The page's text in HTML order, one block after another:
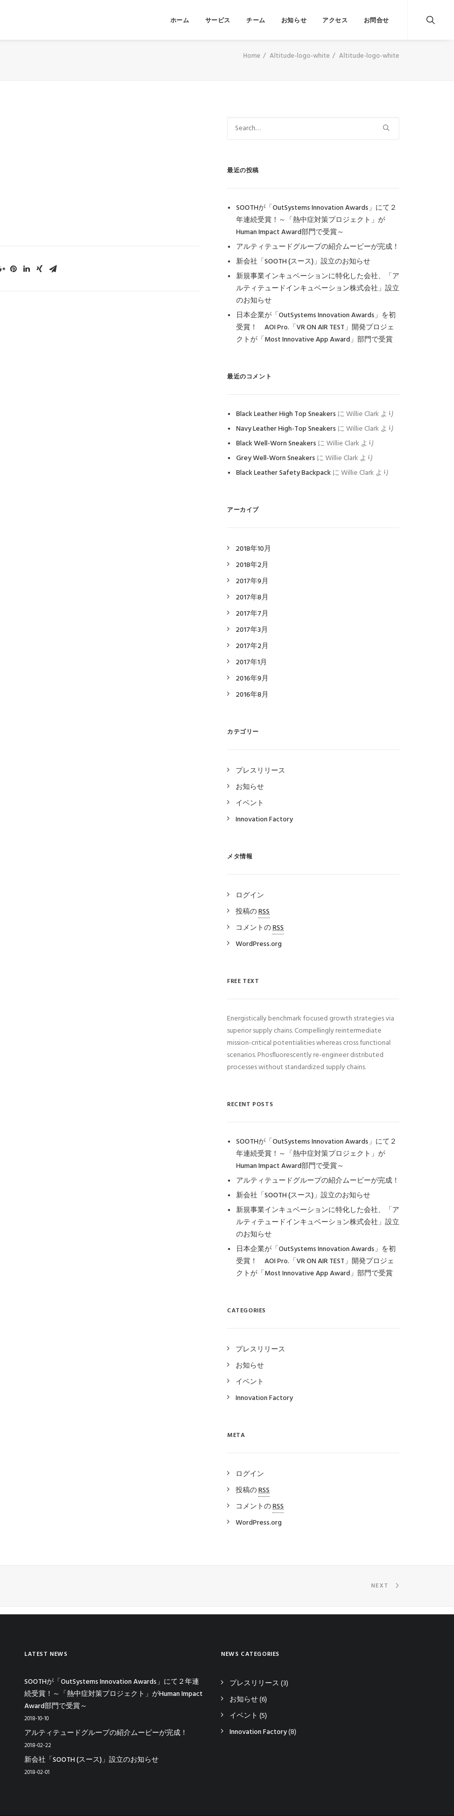
ホーム サービス チーム お知らせ アクセス お問合せ
Home Altitude-logo-white Altitude-logo-white
最近の投稿
SOOTHが「OutSystems Innovation Awards」にて２
年連続受賞！～「熱中症対策プロジェクト」が
Human Impact Award部門で受賞～
アルティテュードグループの紹介ムービーが完成！
新会社「SOOTH (スース)」設立のお知らせ
新規事業インキュベーションに特化した会社、「ア
ルティテュードインキュベーション株式会社」設立
のお知らせ
日本企業が「OutSystems Innovation Awards」を初
受賞！ AOI Pro.「VR ON AIR TEST」開発プロジェ
クトが「Most Innovative App Award」部門で受賞
最近のコメント
Black Leather High Top Sneakers にWillie Clark より
Navy Leather High-Top Sneakers にWillie Clark より
Black Well-Worn Sneakers にWillie Clark より
Grey Well-Worn Sneakers にWillie Clark より
Black Leather Safety BackpackにWillie Clark より
アーカイブ
2018年10月
2018年2月
2017年9月
2017年8月
2017年7月
2017年3月
2017年2月
2017年1月
2016年9月
2016年8月
カテゴリー
プレスリリース
お知らせ
イベント
Innovation Factory
メタ情報
ログイン
投稿のRSS
コメントのRSS
WordPress.org
FREE TEXT
Energistically benchmark focused growth strategies via
superior supply chains. Compellingly reintermediate
mission-critical potentialities whereas cross functional
scenarios. Phosfluorescently re-engineer distributed
processes without standardized supply chains.
RECENT POSTS
SOOTHが「OutSystems Innovation Awards」にて２
年連続受賞！～「熱中症対策プロジェクト」が
Human Impact Award部門で受賞～
アルティテュードグループの紹介ムービーが完成！
新会社「SOOTH (スース)」設立のお知らせ
新規事業インキュベーションに特化した会社、「ア
ルティテュードインキュベーション株式会社」設立
のお知らせ
日本企業が「OutSystems Innovation Awards」を初
受賞！ AOI Pro.「VR ON AIR TEST」開発プロジェ
クトが「Most Innovative App Award」部門で受賞
CATEGORIES
プレスリリース
お知らせ
イベント
Innovation Factory
META
ログイン
投稿のRSS
コメントのRSS
WordPress.org
NEXT
LATEST NEWS
SOOTHが「OutSystems Innovation Awards」にて２年連
続受賞！～「熱中症対策プロジェクト」がHuman Impact
Award部門で受賞～
2018-10-10
アルティテュードグループの紹介ムービーが完成！
2018-02-22
新会社「SOOTH (スース)」設立のお知らせ
2018-02-01
NEWS CATEGORIES
プレスリリース (3)
お知らせ(6)
イベント (5)
Innovation Factory(8)